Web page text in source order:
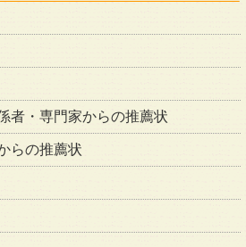
者・専門家からの推薦状
らの推薦状